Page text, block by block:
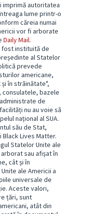
imprimă autoritatea
lume printr-o
căreia numai
vor fi arborate
Daily Mail.
fost instituită de
al Statelor
prevede
americane,
în străinătate",
consulatele, bazele
de
nu au voie să
național al SUA.
său de Stat,
Lives Matter.
Statelor Unite ale
sau afișat în
cât și în
ale Americii a
universale de
Aceste valori,
țări, sunt
atât din